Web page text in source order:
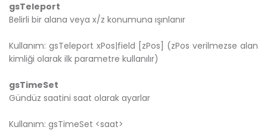
gsTeleport
Belirli bir alana veya x/z konumuna ışınlanır
Kullanım: gsTeleport xPos|field [zPos] (zPos verilmezse alan
kimliği olarak ilk parametre kullanılır)
gsTimeSet
Gündüz saatini saat olarak ayarlar
Kullanım: gsTimeSet <saat>